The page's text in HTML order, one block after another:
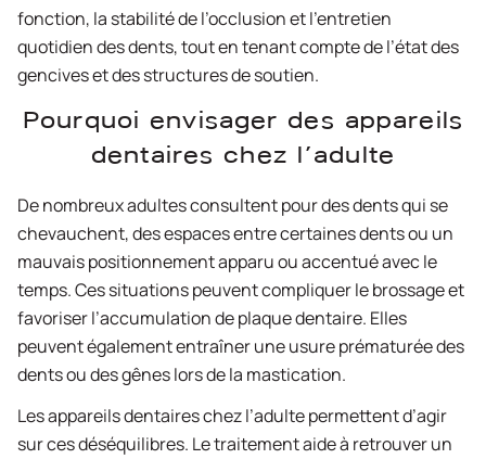
fonction, la stabilité de l’occlusion et l’entretien
quotidien des dents, tout en tenant compte de l’état des
gencives et des structures de soutien.
Pourquoi envisager des appareils
dentaires chez l’adulte
De nombreux adultes consultent pour des dents qui se
chevauchent, des espaces entre certaines dents ou un
mauvais positionnement apparu ou accentué avec le
temps. Ces situations peuvent compliquer le brossage et
favoriser l’accumulation de plaque dentaire. Elles
peuvent également entraîner une usure prématurée des
dents ou des gênes lors de la mastication.
Les appareils dentaires chez l’adulte permettent d’agir
sur ces déséquilibres. Le traitement aide à retrouver un